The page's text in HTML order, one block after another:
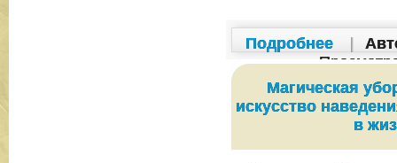
Подробнее
Магическая
искусство
в